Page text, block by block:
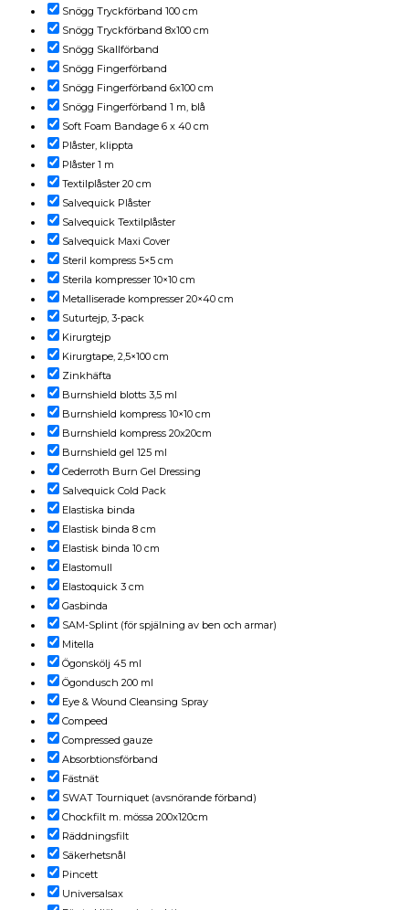
Snögg Tryckförband 100 cm
Snögg Tryckförband 8x100 cm
Snögg Skallförband
Snögg Fingerförband
Snögg Fingerförband 6x100 cm
Snögg Fingerförband 1 m, blå
Soft Foam Bandage 6 x 40 cm
Plåster, klippta
Plåster 1 m
Textilplåster 20 cm
Salvequick Plåster
Salvequick Textilplåster
Salvequick Maxi Cover
Steril kompress 5×5 cm
Sterila kompresser 10×10 cm
Metalliserade kompresser 20×40 cm
Suturtejp, 3-pack
Kirurgtejp
Kirurgtape, 2,5×100 cm
Zinkhäfta
Burnshield blotts 3,5 ml
Burnshield kompress 10×10 cm
Burnshield kompress 20x20cm
Burnshield gel 125 ml
Cederroth Burn Gel Dressing
Salvequick Cold Pack
Elastiska binda
Elastisk binda 8 cm
Elastisk binda 10 cm
Elastomull
Elastoquick 3 cm
Gasbinda
SAM-Splint (för spjälning av ben och armar)
Mitella
Ögonskölj 45 ml
Ögondusch 200 ml
Eye & Wound Cleansing Spray
Compeed
Compressed gauze
Absorbtionsförband
Fästnät
SWAT Tourniquet (avsnörande förband)
Chockfilt m. mössa 200x120cm
Räddningsfilt
Säkerhetsnål
Pincett
Universalsax